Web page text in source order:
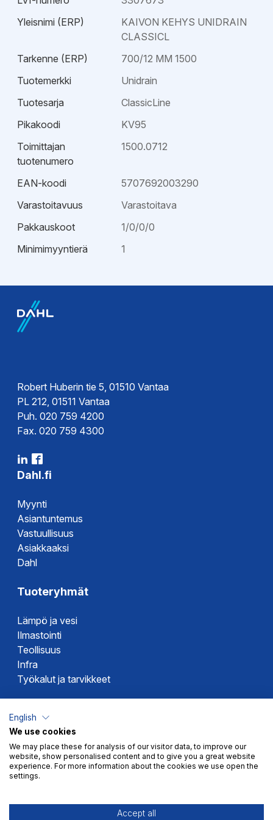
Yleisnimi (ERP)
KAIVON KEHYS UNIDRAIN
CLASSICL
Tarkenne (ERP)
700/12 MM 1500
Tuotemerkki
Unidrain
Tuotesarja
ClassicLine
Pikakoodi
KV95
Toimittajan
tuotenumero
1500.0712
EAN-koodi
5707692003290
Varastoitavuus
Varastoitava
Pakkauskoot
1/0/0/0
Minimimyyntierä
1
EPD-
ympäristöseloste
Asennusohje
Robert Huberin tie 5, 01510 Vantaa
PL 212, 01511 Vantaa
Puh. 020 759 4200
Fax. 020 759 4300
Dahl.fi
Myynti
Asiantuntemus
Vastuullisuus
Asiakkaaksi
Dahl
Tuoteryhmät
Lämpö ja vesi
Ilmastointi
Teollisuus
Infra
Työkalut ja tarvikkeet
Altech
Alterna
Novipro
Votec
English
We use cookies
We may place these for analysis of our visitor data, to improve our
website, show personalised content and to give you a great website
experience. For more information about the cookies we use open the
settings.
Accept all